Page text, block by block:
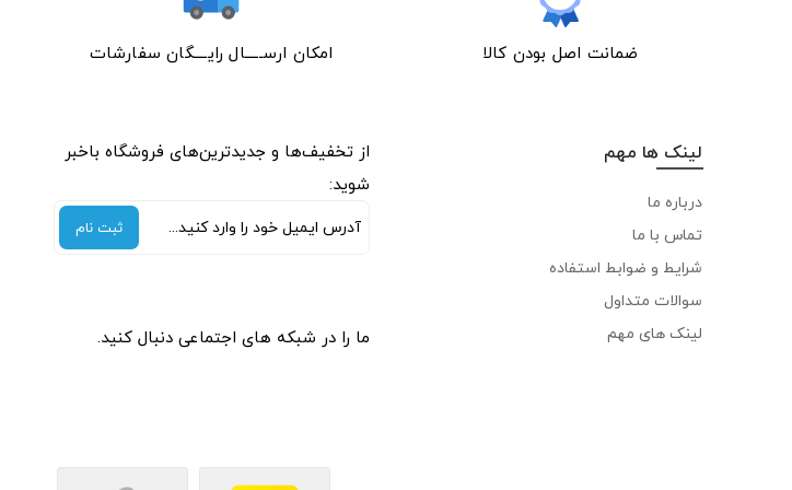
ﺿﻤﺎﻧﺖ اﺻﻞ ﺑﻮدن ﮐﺎﻟﺎ امکان ارســـــال رایــــگان سفارشات
لینک ها مهم
درباره ما
تماس با ما
شرایط و ضوابط استفاده
سوالات متداول
لینک های مهم
از تخفیف‌ها و جدیدترین‌های فروشگاه باخبر
شوید:
ثبت نام
ما را در شبکه های اجتماعی دنبال کنید.